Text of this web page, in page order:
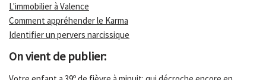
L'immobilier à Valence
Comment appréhender le Karma
Identifier un pervers narcissique
On vient de publier: